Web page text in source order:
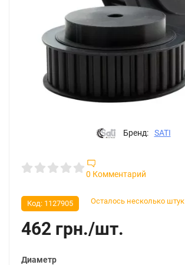
Бренд: SATI
0 Комментарий
Осталось несколько штук
Код: 1127905
462 грн./шт.
Диаметр